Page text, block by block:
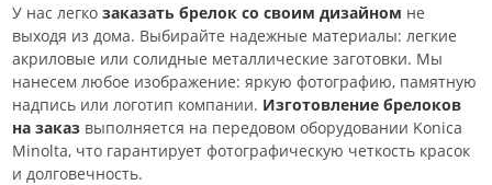
У нас легко заказать брелок со своим дизайном не
выходя из дома. Выбирайте надежные материалы: легкие
акриловые или солидные металлические заготовки. Мы
нанесем любое изображение: яркую фотографию, памятную
надпись или логотип компании. Изготовление брелоков
на заказ выполняется на передовом оборудовании Konica
Minolta, что гарантирует фотографическую четкость красок
и долговечность.